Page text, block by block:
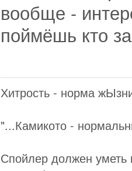
вообще -
поймёшь кто
Хитрость - норма
"...Камикото -
Спойлер должен уметь